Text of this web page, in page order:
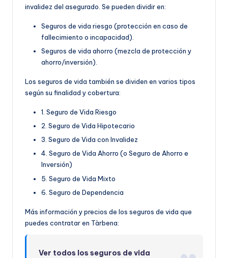
invalidez del asegurado. Se pueden dividir en:
Seguros de vida riesgo (protección en caso de
fallecimiento o incapacidad).
Seguros de vida ahorro (mezcla de protección y
ahorro/inversión).
Los seguros de vida también se dividen en varios tipos
según su finalidad y cobertura:
1. Seguro de Vida Riesgo
2. Seguro de Vida Hipotecario
3. Seguro de Vida con Invalidez
4. Seguro de Vida Ahorro (o Seguro de Ahorro e
Inversión)
5. Seguro de Vida Mixto
6. Seguro de Dependencia
Más información y precios de los seguros de vida que
puedes contratar en Tàrbena:
Ver todos los seguros de vida